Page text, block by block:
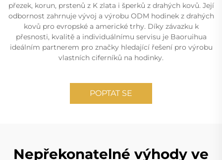
přezek, korun, prstenů z K zlata i šperků z drahých kovů. Její
odbornost zahrnuje vývoj a výrobu ODM hodinek z drahých
kovů pro evropské a americké trhy. Díky závazku k
přesnosti, kvalitě a individuálnímu servisu je Baoruihua
ideálním partnerem pro značky hledající řešení pro výrobu
vlastních ciferníků na hodinky.
POPTAT SE
Nepřekonatelné výhody ve